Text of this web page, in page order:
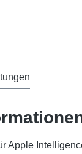
Apple